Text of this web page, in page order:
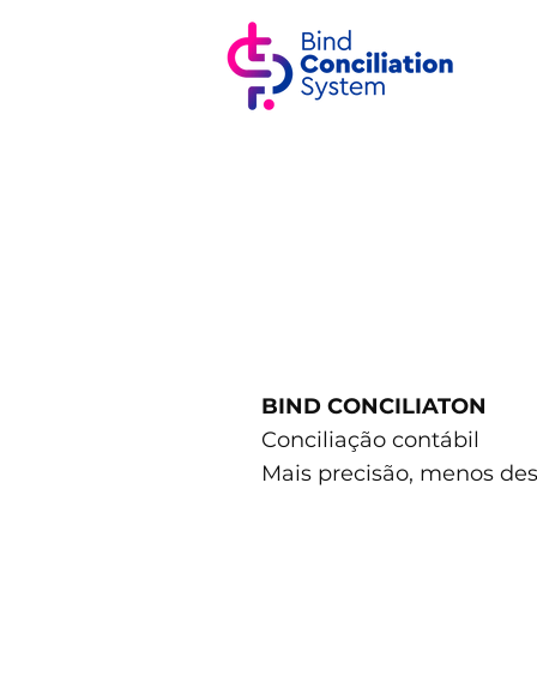
BIND CONCILIATON
Conciliação contábil
Mais precisão, menos